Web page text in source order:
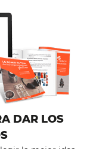
DAR LOS